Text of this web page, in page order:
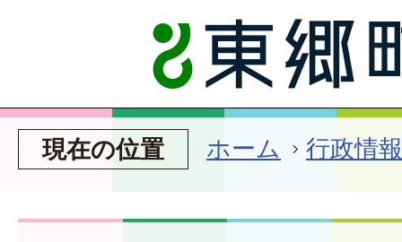
現在の位置 ホーム 行政情報